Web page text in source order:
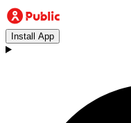
Install App